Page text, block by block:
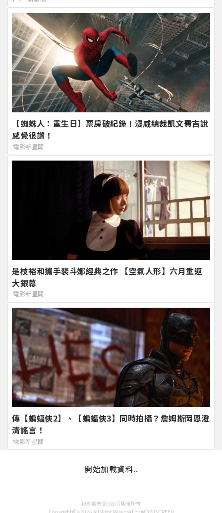
【蜘蛛人：重生日】票房破紀錄！漫威總裁凱文費吉說
感覺很讚！
電影新星聞
是枝裕和攜手裴斗娜經典之作 【空氣人形】六月重返
大銀幕
電影新星聞
傳【蝙蝠俠2】、【蝙蝠俠3】同時拍攝？詹姆斯岡恩澄
清謠言！
電影新星聞
開始加載資料..
視影實業(股)公司 版權所有